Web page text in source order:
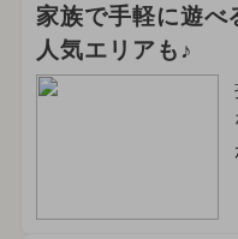
家族で手軽に遊
人気エリアも♪